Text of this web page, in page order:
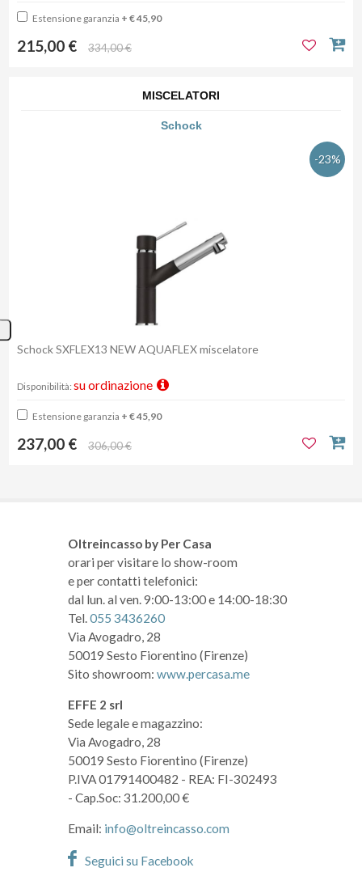
Estensione garanzia + € 45,90
215,00 € 334,00 €
MISCELATORI
Schock
-23%
Schock SXFLEX13 NEW AQUAFLEX miscelatore
Disponibilità: su ordinazione
Estensione garanzia + € 45,90
237,00 € 306,00 €
Oltreincasso by Per Casa
orari per visitare lo show-room
e per contatti telefonici:
dal lun. al ven. 9:00-13:00 e 14:00-18:30
Tel.055 3436260
Via Avogadro, 28
50019 Sesto Fiorentino (Firenze)
Sito showroom: www.percasa.me
EFFE 2 srl
Sede legale e magazzino:
Via Avogadro, 28
50019 Sesto Fiorentino (Firenze)
P.IVA 01791400482 - REA: FI-302493
- Cap.Soc: 31.200,00 €
Email: info@oltreincasso.com
Seguici su Facebook